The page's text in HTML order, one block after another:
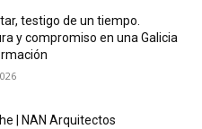
testigo de un tiempo.
y compromiso en una Galicia
| NAN Arquitectos